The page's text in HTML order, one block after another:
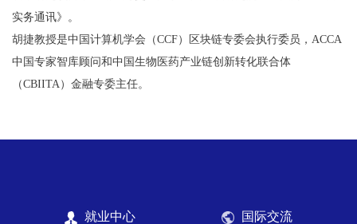
实务通讯》。
胡捷教授是中国计算机学会（CCF）区块链专委会执行委员，ACCA
中国专家智库顾问和中国生物医药产业链创新转化联合体
（CBIITA）金融专委主任。
就业中心
国际交流